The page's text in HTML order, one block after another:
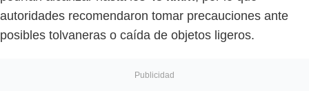
autoridades recomendaron tomar precauciones ante
posibles tolvaneras o caída de objetos ligeros.